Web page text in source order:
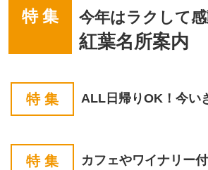
特 集
今年はラクして
紅葉名所案内
特 集 ALL日帰りOK！今い
特 集 カフェやワイナリー